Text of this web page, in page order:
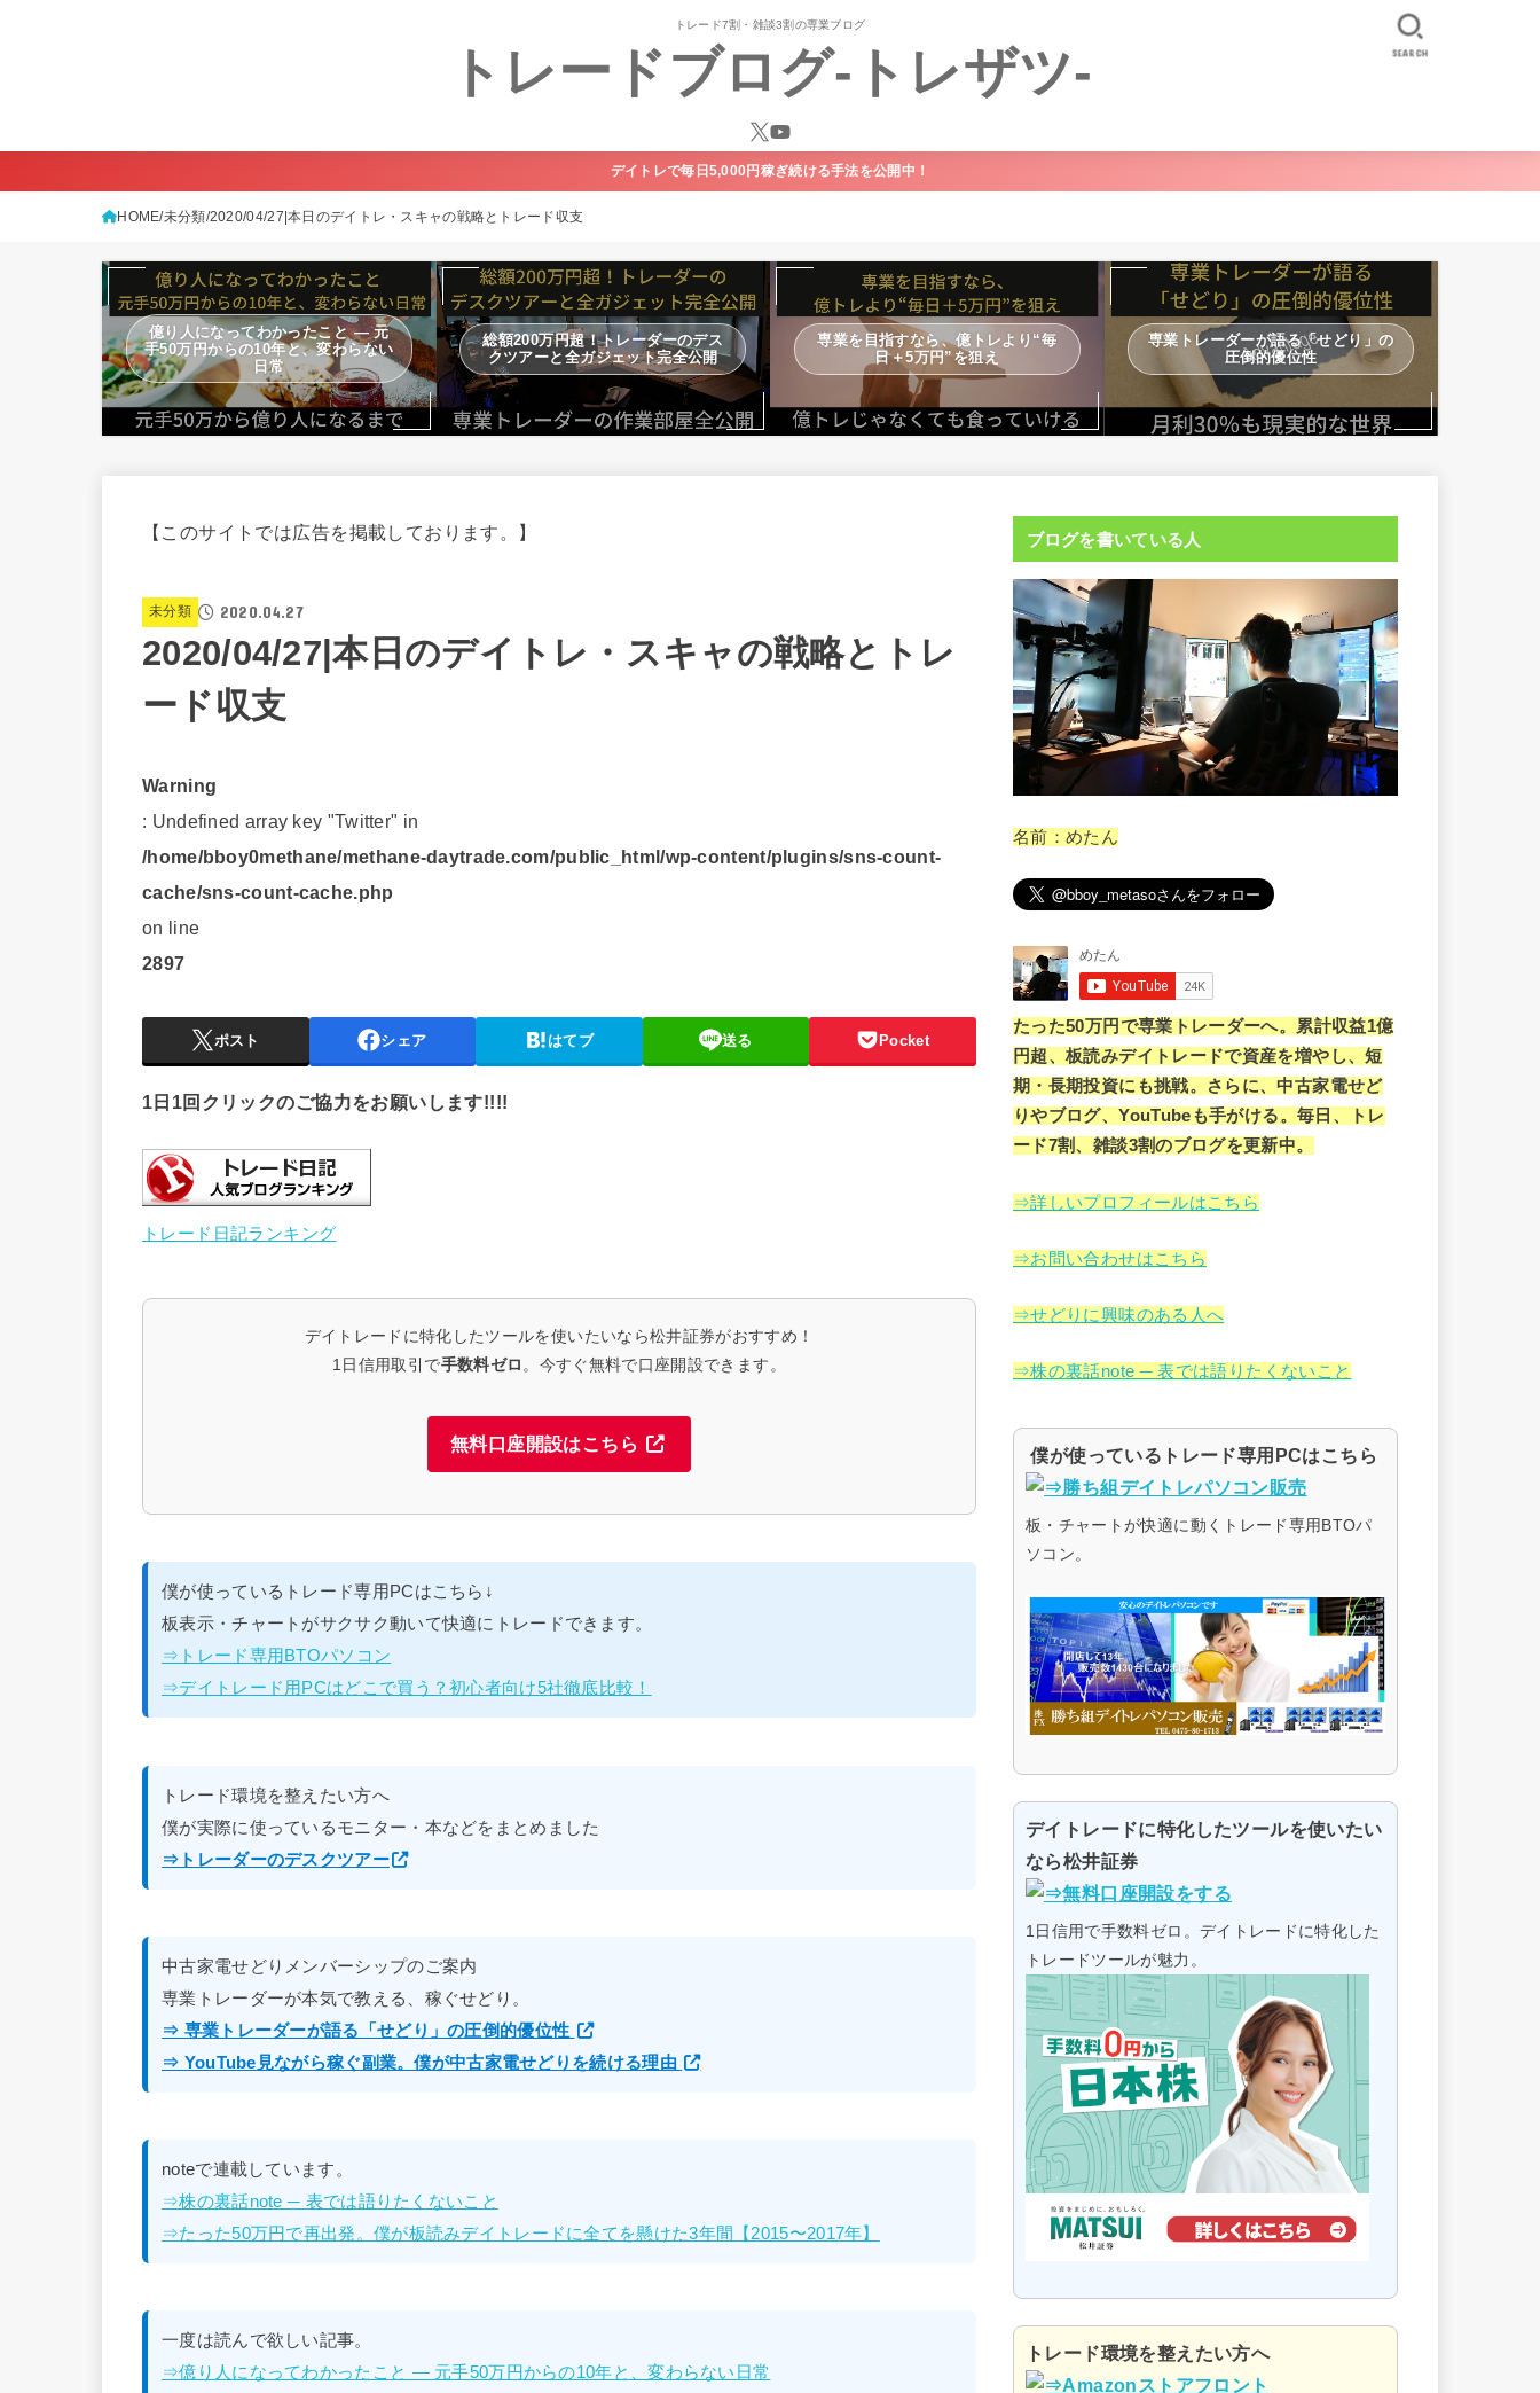
トレード7割・雑談3割の専業ブログ
トレードブログ-トレザツ- SEARCH
デイトレで毎日5,000円稼ぎ続ける手法を公開中！
HOME 未分類 2020/04/27|本日のデイトレ・スキャの戦略とトレード収支
億り人になってわかったこと — 元
手50万円からの10年と、変わらない
日常
総額200万円超！トレーダーのデス
クツアーと全ガジェット完全公開
専業を目指すなら、億トレより“毎
日＋5万円”を狙え
専業トレーダーが語る「せどり」の
圧倒的優位性
【このサイトでは広告を掲載しております。】
未分類 2020.04.27
2020/04/27|本日のデイトレ・スキャの戦略とトレ
ード収支
Warning
: Undefined array key "Twitter" in
/home/bboy0methane/methane-daytrade.com/public_html/wp-content/plugins/sns-count-
cache/sns-count-cache.php
on line
2897
ポスト シェア はてブ 送る Pocket
1日1回クリックのご協力をお願いします!!!!
トレード日記ランキング
デイトレードに特化したツールを使いたいなら松井証券がおすすめ！
1日信用取引で手数料ゼロ 。今すぐ無料で口座開設できます。
無料口座開設はこちら
僕が使っているトレード専用PCはこちら↓
板表示・チャートがサクサク動いて快適にトレードできます。
⇒トレード専用BTOパソコン
⇒デイトレード用PCはどこで買う？初心者向け5社徹底比較！
トレード環境を整えたい方へ
僕が実際に使っているモニター・本などをまとめました
⇒トレーダーのデスクツアー
中古家電せどりメンバーシップのご案内
専業トレーダーが本気で教える、稼ぐせどり。
⇒ 専業トレーダーが語る「せどり」の圧倒的優位性
⇒ YouTube見ながら稼ぐ副業。僕が中古家電せどりを続ける理由
noteで連載しています。
⇒株の裏話note ─ 表では語りたくないこと
⇒たった50万円で再出発。僕が板読みデイトレードに全てを懸けた3年間【2015〜2017年】
一度は読んで欲しい記事。
⇒億り人になってわかったこと — 元手50万円からの10年と、変わらない日常
ブログを書いている人
名前：めたん
たった50万円で専業トレーダーへ。累計収益1億
円超、板読みデイトレードで資産を増やし、短
期・長期投資にも挑戦。さらに、中古家電せど
りやブログ、YouTubeも手がける。毎日、トレ
ード7割、雑談3割のブログを更新中。
⇒詳しいプロフィールはこちら
⇒お問い合わせはこちら
⇒せどりに興味のある人へ
⇒株の裏話note ─ 表では語りたくないこと
僕が使っているトレード専用PCはこちら
板・チャートが快適に動くトレード専用BTOパ
ソコン。
デイトレードに特化したツールを使いたい
なら松井証券
1日信用で手数料ゼロ。デイトレードに特化した
トレードツールが魅力。
トレード環境を整えたい方へ